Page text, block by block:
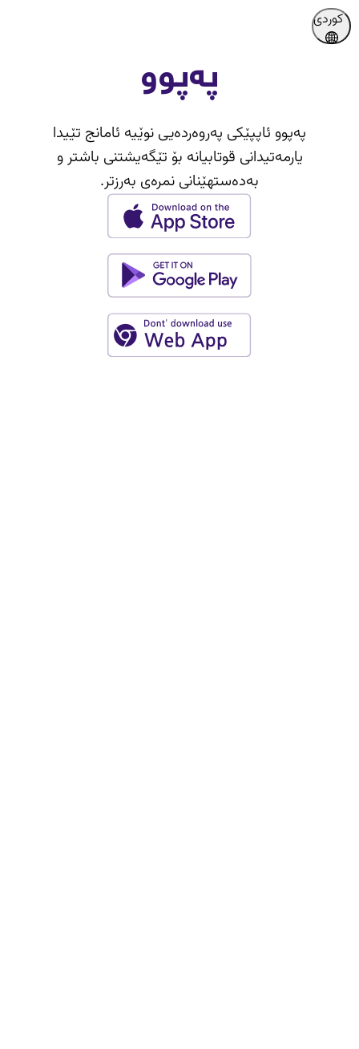
کوردی
پەپوو
پەپوو ئاپپێکی پەروەردەیی نوێیە ئامانج تێیدا
یارمەتیدانی قوتابیانە بۆ تێگەیشتنی باشتر و
بەدەستهێنانی نمرەی بەرزتر.